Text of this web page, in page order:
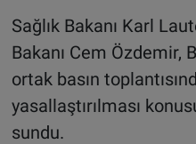
Sağlık Bakanı Karl
Bakanı Cem Özdemir,
ortak basın
yasallaştırılması
sundu.